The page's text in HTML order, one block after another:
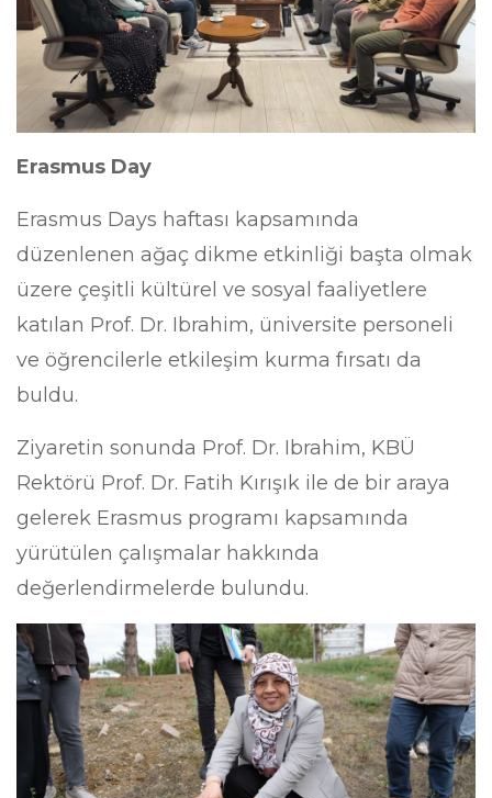
Erasmus Day
Erasmus Days haftası kapsamında
düzenlenen ağaç dikme etkinliği başta olmak
üzere çeşitli kültürel ve sosyal faaliyetlere
katılan Prof. Dr. Ibrahim, üniversite personeli
ve öğrencilerle etkileşim kurma fırsatı da
buldu.
Ziyaretin sonunda Prof. Dr. Ibrahim, KBÜ
Rektörü Prof. Dr. Fatih Kırışık ile de bir araya
gelerek Erasmus programı kapsamında
yürütülen çalışmalar hakkında
değerlendirmelerde bulundu.